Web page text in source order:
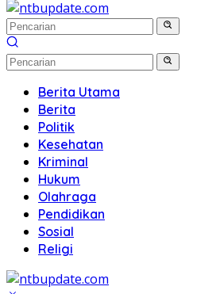
Berita Utama
Berita
Politik
Kesehatan
Kriminal
Hukum
Olahraga
Pendidikan
Sosial
Religi